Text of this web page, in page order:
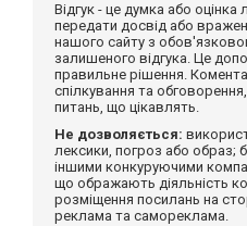
Відгук - це думка або
передати досвід або
нашого сайту з
залишеного відгука. Це
правильне рішення.
спілкування та
питань, що цікавлять.
Не дозволяється:
лексики, погроз або образ;
іншими конкуруючими
що ображають діяльність
розміщення посилань на
реклама та самореклама.